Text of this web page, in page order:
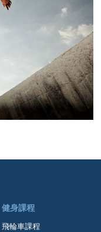
健身課程
飛輪車課程